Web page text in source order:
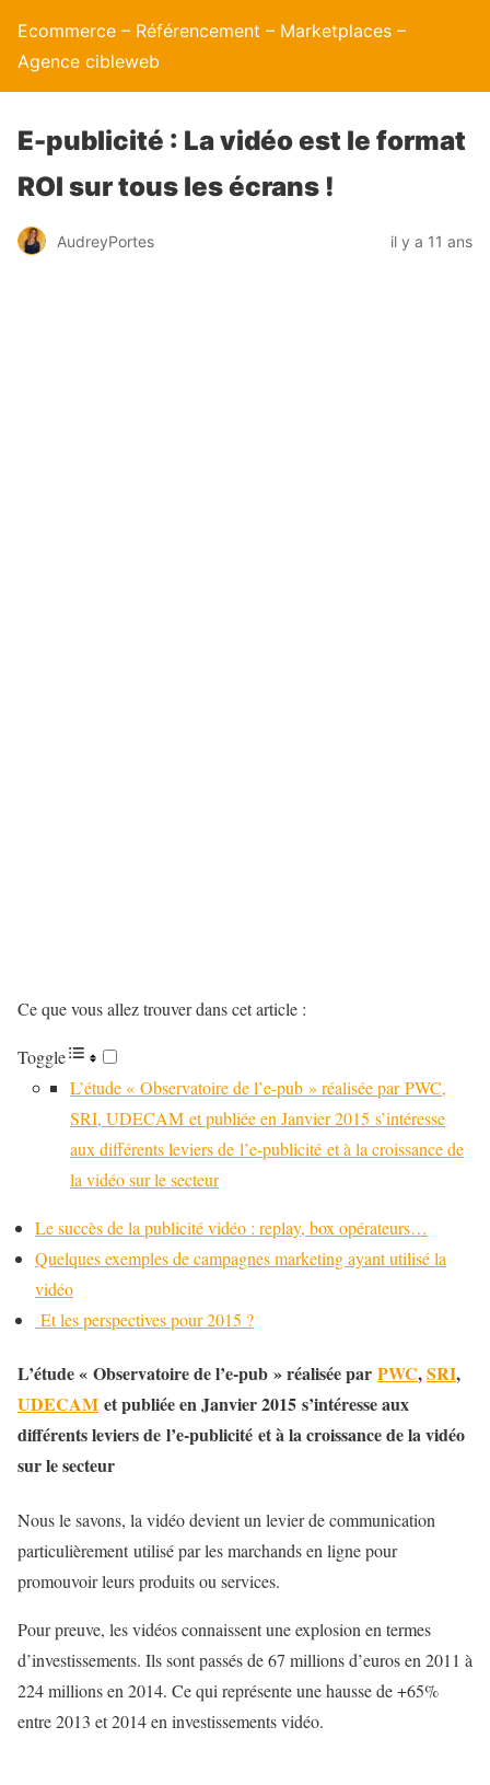
Ecommerce – Référencement – Marketplaces –
Agence cibleweb
E-publicité : La vidéo est le format
ROI sur tous les écrans !
AudreyPortes il y a 11 ans
Ce que vous allez trouver dans cet article :
Toggle
L’étude « Observatoire de l’e-pub » réalisée par PWC,
SRI, UDECAM et publiée en Janvier 2015 s’intéresse
aux différents leviers de l’e-publicité et à la croissance de
la vidéo sur le secteur
Le succès de la publicité vidéo : replay, box opérateurs…
Quelques exemples de campagnes marketing ayant utilisé la
vidéo
Et les perspectives pour 2015 ?
L’étude « Observatoire de l’e-pub » réalisée par PWC,SRI,
UDECAM et publiée en Janvier 2015 s’intéresse aux
différents leviers de l’e-publicité et à la croissance de la vidéo
sur le secteur
Nous le savons, la vidéo devient un levier de communication
particulièrement utilisé par les marchands en ligne pour
promouvoir leurs produits ou services.
Pour preuve, les vidéos connaissent une explosion en termes
d’investissements. Ils sont passés de 67 millions d’euros en 2011 à
224 millions en 2014. Ce qui représente une hausse de +65%
entre 2013 et 2014 en investissements vidéo.